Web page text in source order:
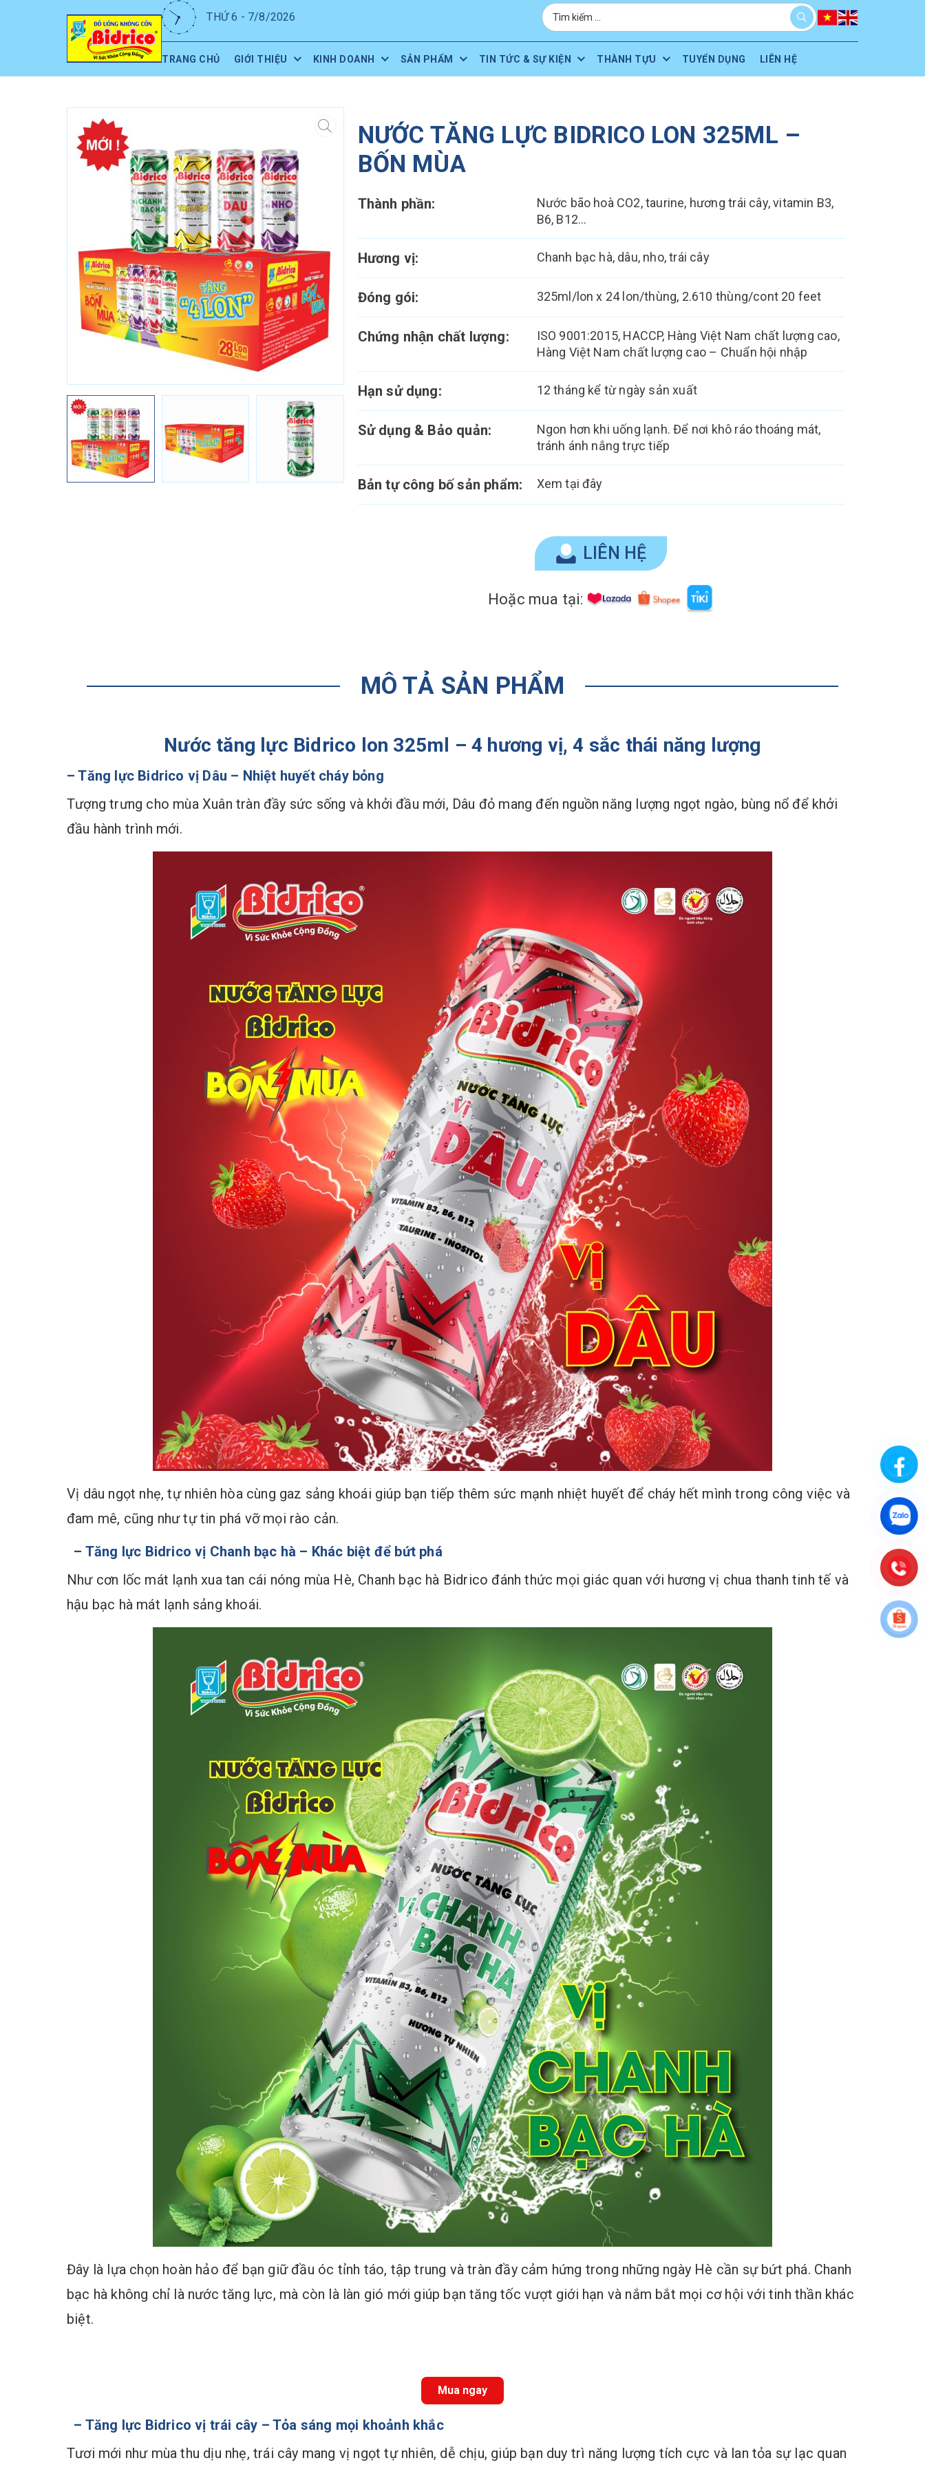
TRANG CHỦ GIỚI THIỆU KINH DOANH SẢN PHẨM TIN TỨC & SỰ KIỆN THÀNH TỰU TUYỂN DỤNG LIÊN HỆ
THỨ 6 - 7/8/2026
NƯỚC TĂNG LỰC BIDRICO LON 325ML –
BỐN MÙA
LIÊN HỆ
Thành phần:
Nước bão hoà CO2, taurine, hương trái cây, vitamin B3,
B6, B12…
Hương vị: Chanh bạc hà, dâu, nho, trái cây
Đóng gói: 325ml/lon x 24 lon/thùng, 2.610 thùng/cont 20 feet
Chứng nhận chất lượng:
ISO 9001:2015, HACCP, Hàng Việt Nam chất lượng cao,
Hàng Việt Nam chất lượng cao – Chuẩn hội nhập
Hạn sử dụng: 12 tháng kể từ ngày sản xuất
Sử dụng & Bảo quản:
Ngon hơn khi uống lạnh. Để nơi khô ráo thoáng mát,
tránh ánh nắng trực tiếp
Bản tự công bố sản phẩm: Xem tại đây
Hoặc mua tại:
MÔ TẢ SẢN PHẨM
Nước tăng lực Bidrico lon 325ml – 4 hương vị, 4 sắc thái năng lượng
– Tăng lực Bidrico vị Dâu – Nhiệt huyết cháy bỏng
Tượng trưng cho mùa Xuân tràn đầy sức sống và khởi đầu mới, Dâu đỏ mang đến nguồn năng lượng ngọt ngào, bùng nổ để khởi
đầu hành trình mới.
Vị dâu ngọt nhẹ, tự nhiên hòa cùng gaz sảng khoái giúp bạn tiếp thêm sức mạnh nhiệt huyết để cháy hết mình trong công việc và
đam mê, cũng như tự tin phá vỡ mọi rào cản.
– Tăng lực Bidrico vị Chanh bạc hà – Khác biệt để bứt phá
Như cơn lốc mát lạnh xua tan cái nóng mùa Hè, Chanh bạc hà Bidrico đánh thức mọi giác quan với hương vị chua thanh tinh tế và
hậu bạc hà mát lạnh sảng khoái.
Đây là lựa chọn hoàn hảo để bạn giữ đầu óc tỉnh táo, tập trung và tràn đầy cảm hứng trong những ngày Hè cần sự bứt phá. Chanh
bạc hà không chỉ là nước tăng lực, mà còn là làn gió mới giúp bạn tăng tốc vượt giới hạn và nắm bắt mọi cơ hội với tinh thần khác
biệt.
Mua ngay
– Tăng lực Bidrico vị trái cây – Tỏa sáng mọi khoảnh khắc
Tươi mới như mùa thu dịu nhẹ, trái cây mang vị ngọt tự nhiên, dễ chịu, giúp bạn duy trì năng lượng tích cực và lan tỏa sự lạc quan